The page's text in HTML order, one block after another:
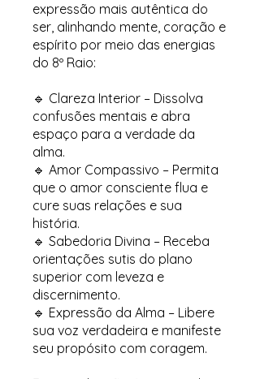
expressão mais autêntica do
ser, alinhando mente, coração e
espírito por meio das energias
do 8º Raio:
🔹 Clareza Interior – Dissolva
confusões mentais e abra
espaço para a verdade da
alma.
🔹 Amor Compassivo – Permita
que o amor consciente flua e
cure suas relações e sua
história.
🔹 Sabedoria Divina – Receba
orientações sutis do plano
superior com leveza e
discernimento.
🔹 Expressão da Alma – Libere
sua voz verdadeira e manifeste
seu propósito com coragem.